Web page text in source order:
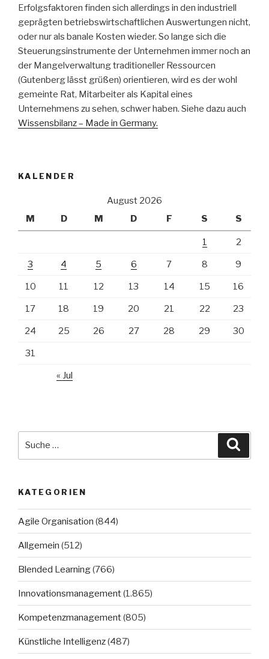
Erfolgsfaktoren finden sich allerdings in den industriell
geprägten betriebswirtschaftlichen Auswertungen nicht,
oder nur als banale Kosten wieder. So lange sich die
Steuerungsinstrumente der Unternehmen immer noch an
der Mangelverwaltung traditioneller Ressourcen
(Gutenberg lässt grüßen) orientieren, wird es der wohl
gemeinte Rat, Mitarbeiter als Kapital eines
Unternehmens zu sehen, schwer haben. Siehe dazu auch
Wissensbilanz – Made in Germany.
KALENDER
August 2026
M
D M D F S S
1 2
3 4 5 6 7 8 9
10 11 12 13 14 15 16
17 18 19 20 21 22 23
24 25 26 27 28 29 30
31
« Jul
KATEGORIEN
Agile Organisation (844)
Allgemein (512)
Blended Learning(766)
Innovationsmanagement(1.865)
Kompetenzmanagement(805)
Künstliche Intelligenz(487)